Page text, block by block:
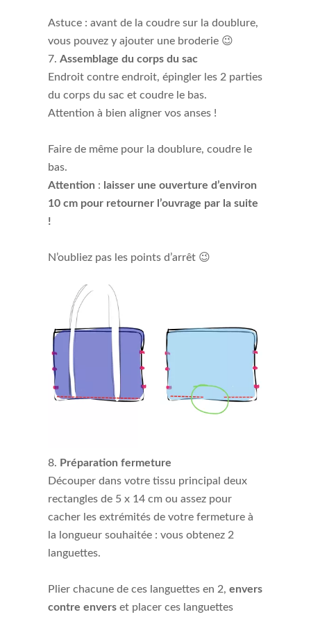
Astuce : avant de la coudre sur la doublure,
vous pouvez y ajouter une broderie 😉
Assemblage du corps du sac
Endroit contre endroit, épingler les 2 parties
du corps du sac et coudre le bas.
Attention à bien aligner vos anses !
Faire de même pour la doublure, coudre le
bas.
Attention : laisser une ouverture d’environ
10 cm pour retourner l’ouvrage par la suite
!
N’oubliez pas les points d’arrêt 😉
Préparation fermeture
Découper dans votre tissu principal deux
rectangles de 5 x 14 cm ou assez pour
cacher les extrémités de votre fermeture à
la longueur souhaitée : vous obtenez 2
languettes.
Plier chacune de ces languettes en 2, envers
contre enverset placer ces languettes